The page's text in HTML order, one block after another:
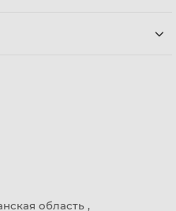
область ,